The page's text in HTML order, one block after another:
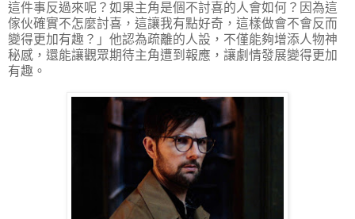
這件事反過來呢？如果主角是個不討喜的人會如何？因為這
傢伙確實不怎麼討喜，這讓我有點好奇，這樣做會不會反而
變得更加有趣？」他認為疏離的人設，不僅能夠增添人物神
秘感，還能讓觀眾期待主角遭到報應，讓劇情發展變得更加
有趣。